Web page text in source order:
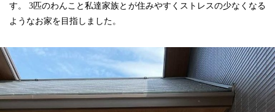
す。 3匹のわんこと私達家族とが住みやすくストレスの少なくなる
ようなお家を目指しました。